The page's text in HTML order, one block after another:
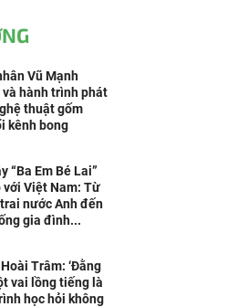
Vũ Mạnh
và hành trình phát
thuật gốm
kênh bong
“Ba Em Bé Lai”
với Việt Nam: Từ
nước Anh đến
gia đình...
Trâm: ‘Đằng
vai lồng tiếng là
học hỏi không